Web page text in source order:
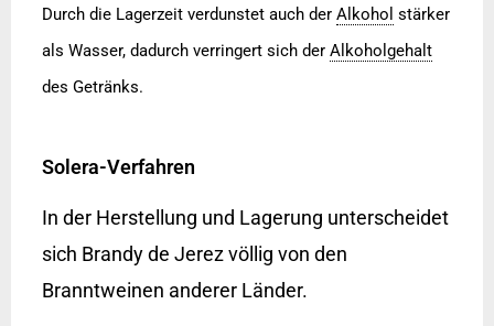
Durch die Lagerzeit verdunstet auch der Alkohol stärker
als Wasser, dadurch verringert sich der Alkoholgehalt
des Getränks.
Solera-Verfahren
In der Herstellung und Lagerung unterscheidet
sich Brandy de Jerez völlig von den
Branntweinen anderer Länder.